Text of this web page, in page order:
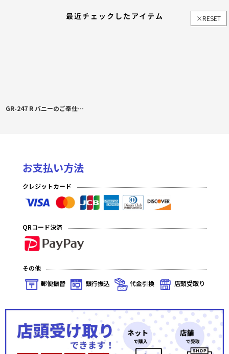
最近チェックしたアイテム ×RESET
GR-247 R バニーのご奉仕「榊 由美子」
お支払い方法
クレジットカード
QRコード決済
その他
郵便振替
銀行振込 代金引換 店頭受取り